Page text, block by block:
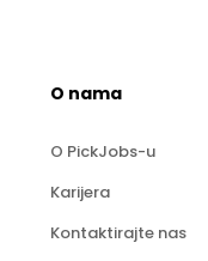
O nama
O PickJobs-u
Karijera
Kontaktirajte nas